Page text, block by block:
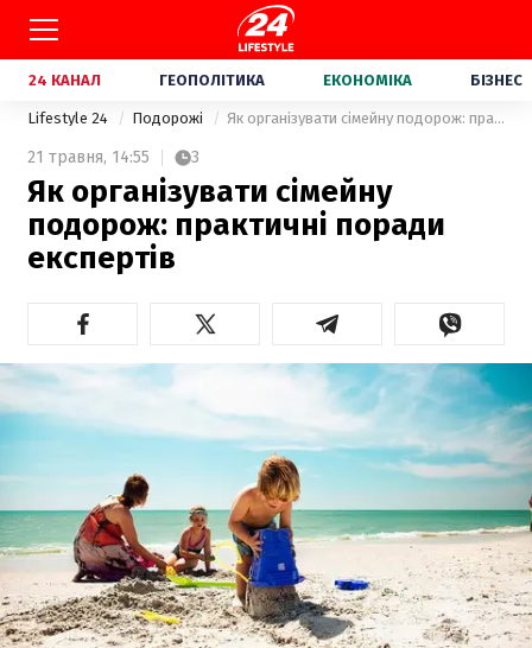
24 КАНАЛ ГЕОПОЛІТИКА ЕКОНОМІКА БІЗНЕС
Lifestyle 24 Подорожі Як організувати сімейну подорож: практичні поради експертів
21 травня, 14:55 3
Як організувати сімейну
подорож: практичні поради
експертів